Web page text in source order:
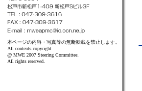
本ページの内容・写真等の無断転載を禁止します。
All contents copyright
@ MWE 2007 Steering Committee.
All rights reserved.